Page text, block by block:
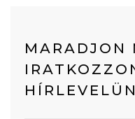
MARADJON